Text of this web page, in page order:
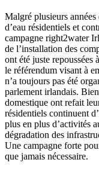
Malgré plusieurs
d’eau résidentiels et
campagne right2water
de l’installation des
ont été juste
le référendum visant à
n’a toujours pas été
parlement irlandais.
domestique ont refait
résidentiels continuent
plus en plus d’activités
dégradation des
Une campagne forte
que jamais nécessaire.